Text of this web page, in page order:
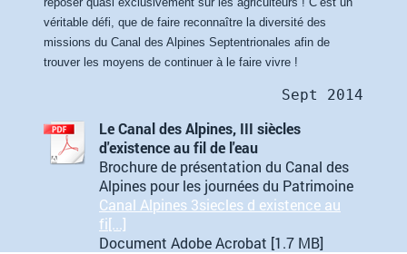
véritable défi, que de faire reconnaître la diversité des
missions du Canal des Alpines Septentrionales afin de
trouver les moyens de continuer à le faire vivre !
Le Canal des Alpines, III siècles
d'existence au fil de l'eau
Brochure de présentation du Canal des
Alpines pour les journées du Patrimoine
Canal Alpines 3siecles d existence au
fi[...]
Document Adobe Acrobat [1.7 MB]